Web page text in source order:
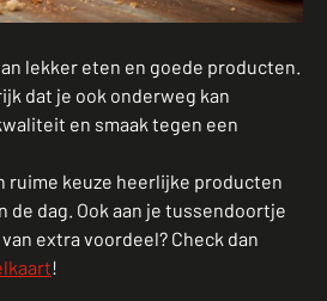
lekker eten en goede producten.
dat je ook onderweg kan
en smaak tegen een
ruime keuze heerlijke producten
de dag. Ook aan je tussendoortje
extra voordeel? Check dan
!